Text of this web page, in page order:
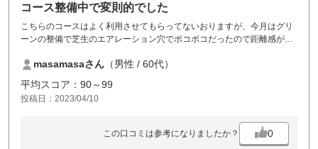
コース整備中で変則的でした
こちらのコースはよく利用させてもらってないおりますが、今月はグリ
ーンの整備で芝生のエアレーション穴でボコボコだったので距離感が普
地（砂入替え）がありました。平日料金なら割り切れますが休日料金だ
と少し残念な感じもしました。
masamasaさん （男性 / 60代）
平均スコア：90～99
投稿日：2023/04/10
この口コミは参考になりましたか？ 0